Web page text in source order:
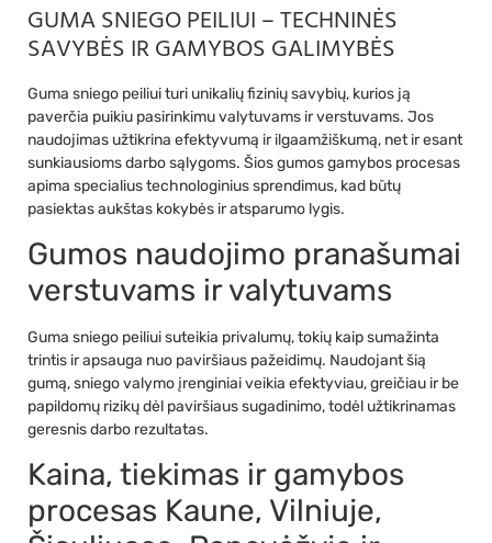
GUMA SNIEGO PEILIUI – TECHNINĖS
SAVYBĖS IR GAMYBOS GALIMYBĖS
Guma sniego peiliui turi unikalių fizinių savybių, kurios ją
paverčia puikiu pasirinkimu valytuvams ir verstuvams. Jos
naudojimas užtikrina efektyvumą ir ilgaamžiškumą, net ir esant
sunkiausioms darbo sąlygoms. Šios gumos gamybos procesas
apima specialius technologinius sprendimus, kad būtų
pasiektas aukštas kokybės ir atsparumo lygis.
Gumos naudojimo pranašumai
verstuvams ir valytuvams
Guma sniego peiliui suteikia privalumų, tokių kaip sumažinta
trintis ir apsauga nuo paviršiaus pažeidimų. Naudojant šią
gumą, sniego valymo įrenginiai veikia efektyviau, greičiau ir be
papildomų rizikų dėl paviršiaus sugadinimo, todėl užtikrinamas
geresnis darbo rezultatas.
Kaina, tiekimas ir gamybos
procesas Kaune, Vilniuje,